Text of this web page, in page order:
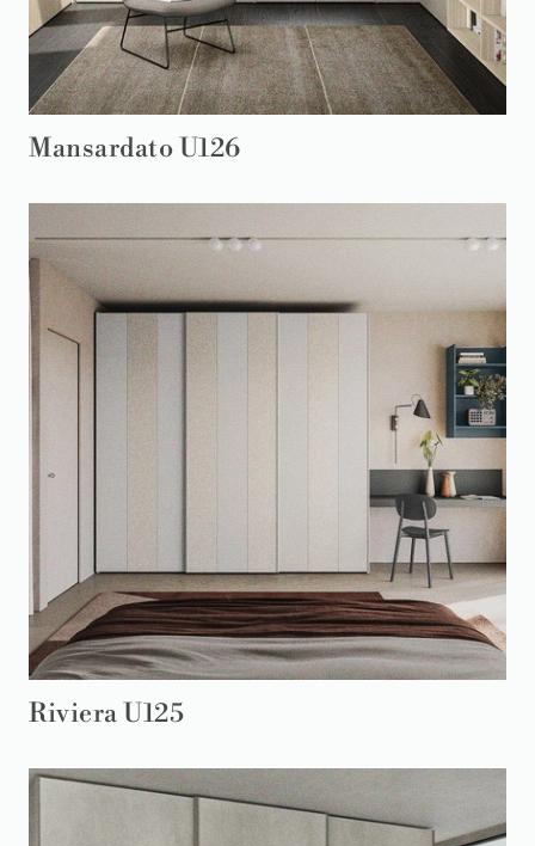
Mansardato U126
Riviera U125